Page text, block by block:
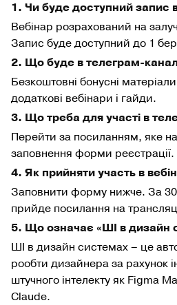
1. Чи буде доступний запис
Вебінар розрахований на
Запис буде доступний до 1
2. Що буде в телеграм-
Безкоштовні бонусні
додаткові вебінари і гайди.
3. Що треба для участі в
Перейти за посиланням, яке
заповнення форми реєстрації.
4. Як прийняти участь в
Заповнити форму нижче. За 30
прийде посилання на
5. Що означає «ШІ в дизайн
ШІ в дизайн системах – це
рообти дизайнера за рахунок
штучного інтелекту як Figma
Claude.